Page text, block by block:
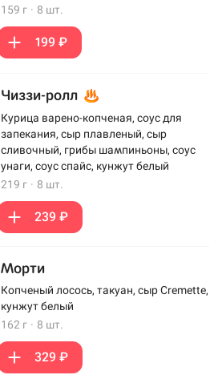
159 г · 8 шт.
199 ₽
Чиззи-ролл
Курица варено-копченая, соус для
запекания, сыр плавленый, сыр
сливочный, грибы шампиньоны, соус
унаги, соус спайс, кунжут белый
219 г · 8 шт.
239 ₽
Морти
Копченый лосось, такуан, сыр Cremette,
кунжут белый
162 г · 8 шт.
329 ₽